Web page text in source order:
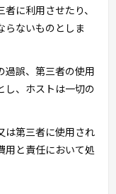
に利用させたり、
らないものとしま
過誤、第三者の使用
し、ホストは一切の
は第三者に使用され
用と責任において処